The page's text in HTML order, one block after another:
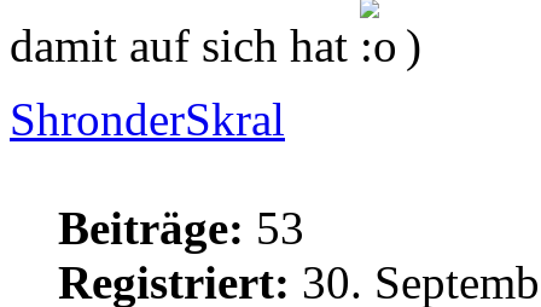
damit auf sich hat
)
ShronderSkral
Beiträge: 53
Registriert: 30.